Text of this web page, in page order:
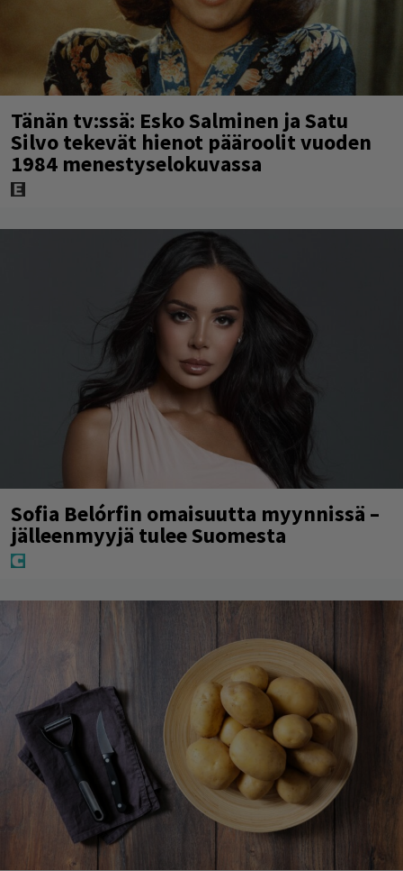
Tänän tv:ssä: Esko Salminen ja Satu
Silvo tekevät hienot pääroolit vuoden
1984 menestyselokuvassa
Sofia Belórfin omaisuutta myynnissä –
jälleenmyyjä tulee Suomesta